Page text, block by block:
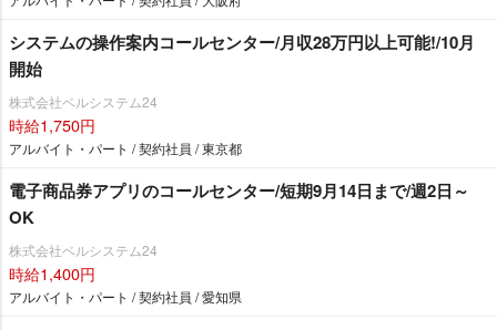
システムの操作案内コールセンター/月収28万円以上可能!/10月
開始
株式会社ベルシステム24
時給1,750円
アルバイト・パート / 契約社員 / 東京都
電子商品券アプリのコールセンター/短期9月14日まで/週2日～
OK
株式会社ベルシステム24
時給1,400円
アルバイト・パート / 契約社員 / 愛知県